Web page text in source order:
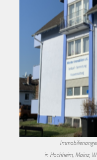
in Hochheim, Mainz,